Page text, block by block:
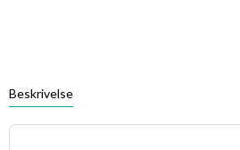
Beskrivelse